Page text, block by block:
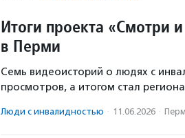
Итоги проекта «Смотри
в Перми
Семь видеоисторий о людях с
просмотров, а итогом стал
Люди с инвалидностью · 11.06.2026 ·